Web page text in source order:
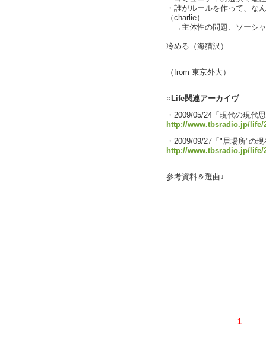
・誰がルールを作って、な
（charlie）
→主体性の問題、ソーシ
冷める（海猫沢）
（from 東京外大）
○Life関連アーカイヴ
・2009/05/24「現代の現代
http://www.tbsradio.jp/life/
・2009/09/27「"居場所"の
http://www.tbsradio.jp/life/
参考資料＆選曲↓
1